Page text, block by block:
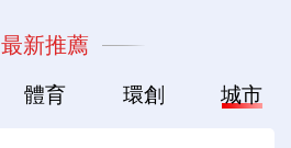
最新推薦
體育 環創 城市